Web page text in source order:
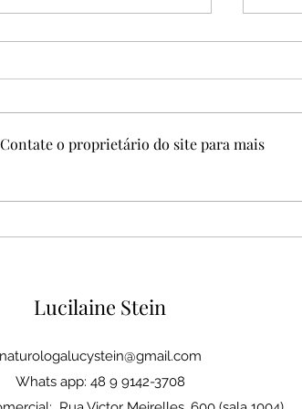
o proprietário do site para mais
Lucilaine Stein
naturologalucystein@gmail.com
Whats app: 48 9 9142-3708